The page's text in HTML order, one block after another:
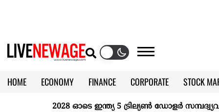
HOME ECONOMY FINANCE CORPORATE
STOCK
KERALA @70
2028 ഓടെ ഇന്ത്യ 5 ട്രില്യണ്‍ ഡോളര്‍